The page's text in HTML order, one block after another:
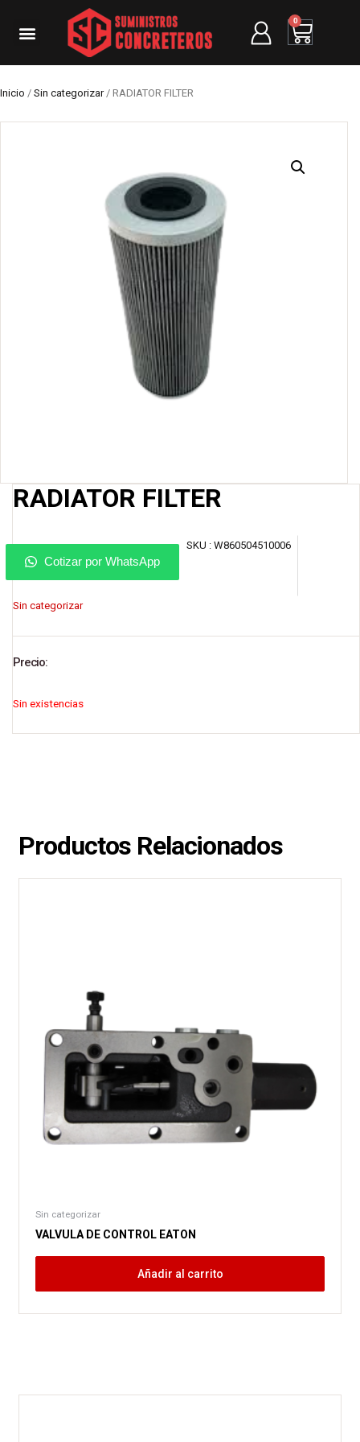
0
Inicio / Sin categorizar/ RADIATOR FILTER
RADIATOR FILTER
Cotizar por WhatsApp
SKU : W860504510006
Sin categorizar
Precio:
Sin existencias
Productos Relacionados
Sin categorizar
VALVULA DE CONTROL EATON
Añadir al carrito